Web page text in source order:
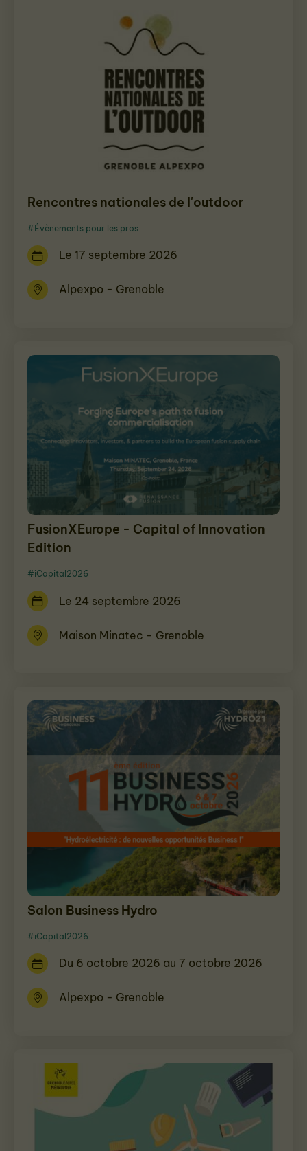
Rencontres nationales de l'outdoor
#Évènements pour les pros
Le 17 septembre 2026
Alpexpo - Grenoble
FusionXEurope - Capital of Innovation
Edition
#iCapital2026
Le 24 septembre 2026
Maison Minatec - Grenoble
Salon Business Hydro
#iCapital2026
Du 6 octobre 2026 au 7 octobre 2026
Alpexpo - Grenoble